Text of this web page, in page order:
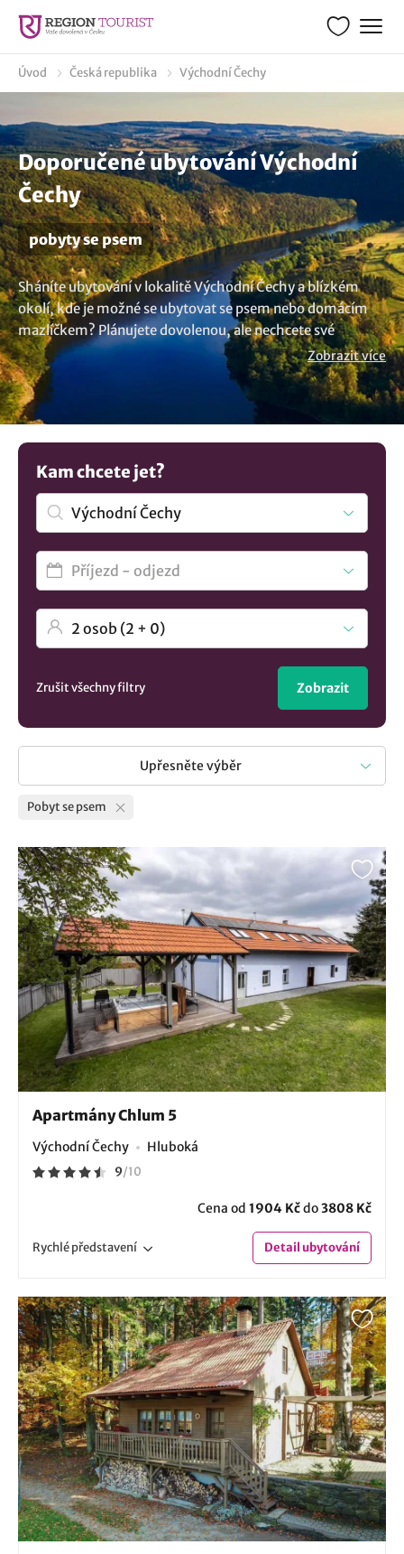
Úvod Česká republika Východní Čechy
Doporučené ubytování Východní
Čechy
pobyty se psem
Sháníte ubytování v lokalitě Východní Čechy a blízkém
okolí, kde je možné se ubytovat se psem nebo domácím
mazlíčkem? Plánujete dovolenou, ale nechcete své
čtyřnohé mazlíčky nechat doma? Nemějte obavy. Existuje
několik možnosti ubytování se psem v regionu Východní
Čechy, kde váš čtyřnový miláček bude vítán. A víte, že
některá ubytování umožňují i pobyt s kočkou? Bez ohledu
na to, zda máte kočku, malého či velkého psa, můžete
snadno najít vhodné ubytování, které je přizpůsobeno
vašim potřebám. Řada ubytovacích zařízení totiž nabízí
přátelské prostředí pro zvířecí kamarády, ať už jde o
prostory pro venčení nebo další vybavení. Zdá se vám výběr
příliš malý? Zde jsou všechnaubytování v lokalitě Východní
Čechy..
Zobrazit více
Kam chcete jet?
Zrušit všechny filtry Zobrazit
Upřesněte výběr
Pobyt se psem
Apartmány Chlum 5
Východní Čechy Hluboká
9/10
Cena od 1904 Kčdo3808 Kč
Rychlépředstavení Detailubytování